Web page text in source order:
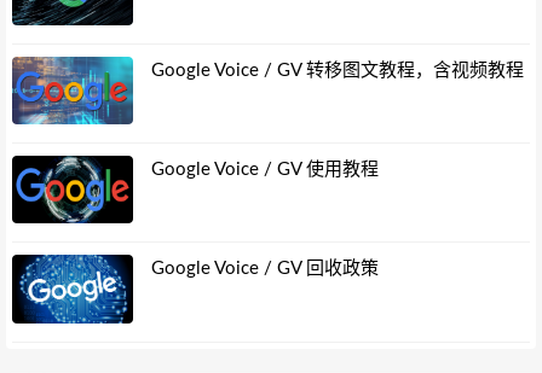
Google Voice / GV 转移图文教程，含视频教程
Google Voice / GV 使用教程
Google Voice / GV 回收政策